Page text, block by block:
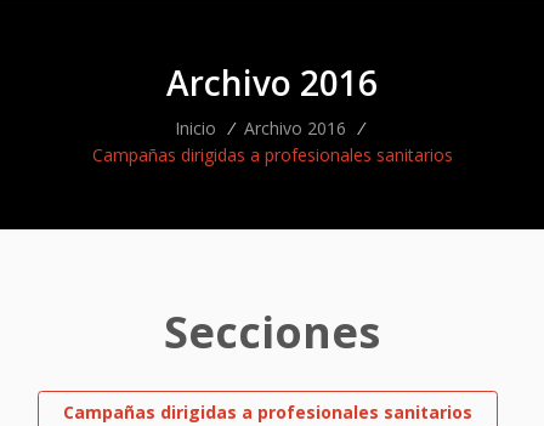
Archivo 2016
Inicio / Archivo 2016 /
Campañas dirigidas a profesionales sanitarios
Secciones
Campañas dirigidas a profesionales sanitarios